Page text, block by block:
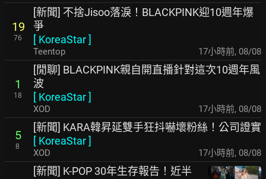
19
76
[新聞] 不捨Jisoo落淚！BLACKPINK迎10週年爆
爭
[ KoreaStar]
Teentop 17小時前, 08/08
1
18
[閒聊] BLACKPINK親自開直播針對這次10週年風
波
[ KoreaStar]
XOD 17小時前, 08/08
5
8
[新聞] KARA韓昇延雙手狂抖嚇壞粉絲！公司證實
[ KoreaStar]
XOD 17小時前, 08/08
[新聞] K-POP 30年生存報告！近半